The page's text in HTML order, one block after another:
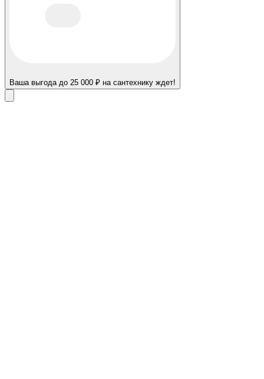
Ваша выгода до 25 000 ₽ на сантехнику ждет!